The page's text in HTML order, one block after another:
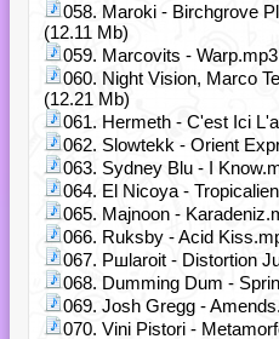
058. Maroki - Birchgrove
(12.11 Mb)
059. Marcovits -
060. Night Vision, Marco
(12.21 Mb)
061. Hermeth - C'est Ici
062. Slowtekk - Orient
063. Sydney Blu - I
064. El Nicoya -
065. Majnoon -
066. Ruksby - Acid
067. Pшlaroit - Distortion
068. Dumming Dum -
069. Josh Gregg -
070. Vini Pistori -